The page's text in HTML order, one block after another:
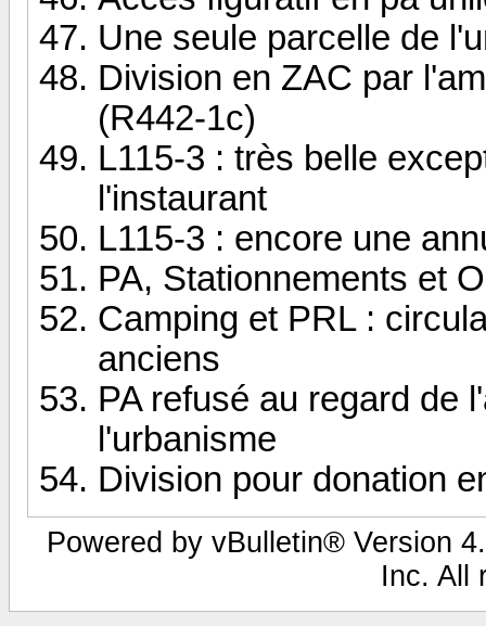
Une seule parcelle de
Division en ZAC par
(R442-1c)
L115-3 : très belle
l'instaurant
L115-3 : encore une
PA, Stationnements et
Camping et PRL :
anciens
PA refusé au regard de
l'urbanisme
Division pour donation
Powered by vBulletin® Version
Inc. All